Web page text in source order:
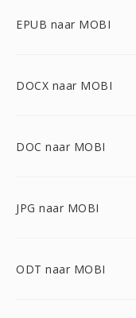
EPUB naar MOBI
DOCX naar MOBI
DOC naar MOBI
JPG naar MOBI
ODT naar MOBI